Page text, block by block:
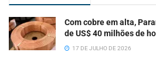
Com cobre em alta,
de US$ 40 milhões de
17 DE JULHO DE 2026